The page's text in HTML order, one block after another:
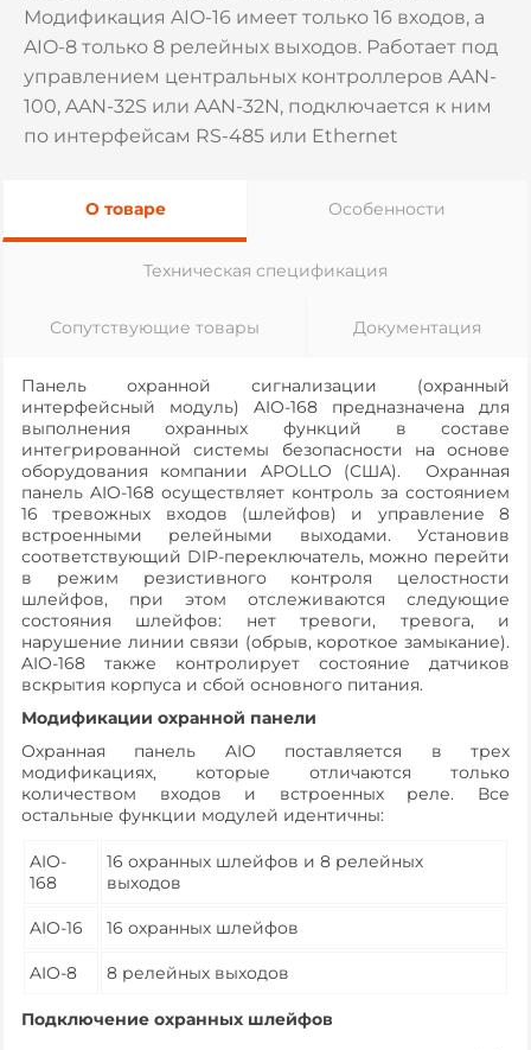
Модификация AIO-16 имеет только 16 входов, а
AIO-8 только 8 релейных выходов. Работает под
управлением центральных контроллеров AAN-
100, AAN-32S или AAN-32N, подключается к ним
по интерфейсам RS-485 или Ethernet
О товаре Особенности
Техническая спецификация
Сопутствующие товары Документация
Панель охранной сигнализации (охранный
интерфейсный модуль) AIO-168 предназначена для
выполнения охранных функций в составе
интегрированной системы безопасности на основе
оборудования компании APOLLO (США). Охранная
панель AIO-168 осуществляет контроль за состоянием
16 тревожных входов (шлейфов) и управление 8
встроенными релейными выходами. Установив
соответствующий DIP-переключатель, можно перейти
в режим резистивного контроля целостности
шлейфов, при этом отслеживаются следующие
состояния шлейфов: нет тревоги, тревога, и
нарушение линии связи (обрыв, короткое замыкание).
AIO-168 также контролирует состояние датчиков
вскрытия корпуса и сбой основного питания.
Модификации охранной панели
Охранная панель AIO поставляется в трех
модификациях, которые отличаются только
количеством входов и встроенных реле. Все
остальные функции модулей идентичны:
AIO-
168
16 охранных шлейфов и 8 релейных
выходов
AIO-16 16 охранных шлейфов
AIO-8 8 релейных выходов
Подключение охранных шлейфов